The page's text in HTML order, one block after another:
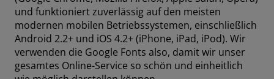
und funktioniert zuverlässig auf den meisten
modernen mobilen Betriebssystemen, einschließlich
Android 2.2+ und iOS 4.2+ (iPhone, iPad, iPod). Wir
verwenden die Google Fonts also, damit wir unser
gesamtes Online-Service so schön und einheitlich